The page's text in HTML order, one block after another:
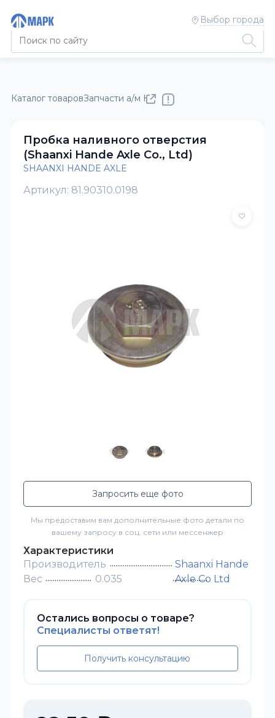
Выбор города
Каталог товаровЗапчасти а/м КАМАЗ
Пробка наливного отверстия
(Shaanxi Hande Axle Co., Ltd)
SHAANXI HANDE AXLE
Артикул: 81.90310.0198
Запросить еще фото
Мы предоставим вам дополнительные фото детали по
вашему запросу в соц. сети или мессенжер
Характеристики
Производитель
Shaanxi Hande
Axle Co Ltd
Вес 0.035
Остались вопросы о товаре?
Специалисты ответят!
Получить консультацию